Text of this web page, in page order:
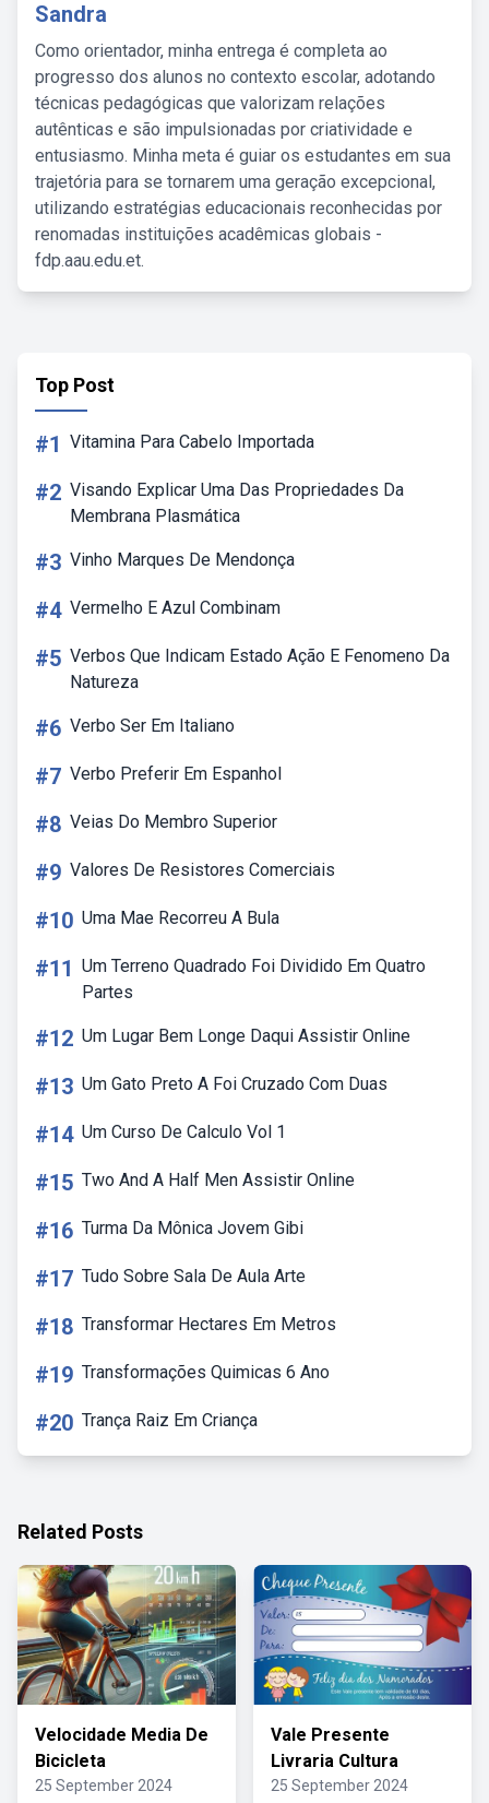
Sandra
Como orientador, minha entrega é completa ao
progresso dos alunos no contexto escolar, adotando
técnicas pedagógicas que valorizam relações
autênticas e são impulsionadas por criatividade e
entusiasmo. Minha meta é guiar os estudantes em sua
trajetória para se tornarem uma geração excepcional,
utilizando estratégias educacionais reconhecidas por
renomadas instituições acadêmicas globais -
fdp.aau.edu.et.
Top Post
#1 Vitamina Para Cabelo Importada
#2 Visando Explicar Uma Das Propriedades Da
Membrana Plasmática
#3 Vinho Marques De Mendonça
#4 Vermelho E Azul Combinam
#5 Verbos Que Indicam Estado Ação E Fenomeno Da
Natureza
#6 Verbo Ser Em Italiano
#7 Verbo Preferir Em Espanhol
#8 Veias Do Membro Superior
#9 Valores De Resistores Comerciais
#10 Uma Mae Recorreu A Bula
#11 Um Terreno Quadrado Foi Dividido Em Quatro
Partes
#12 Um Lugar Bem Longe Daqui Assistir Online
#13 Um Gato Preto A Foi Cruzado Com Duas
#14 Um Curso De Calculo Vol 1
#15 Two And A Half Men Assistir Online
#16 Turma Da Mônica Jovem Gibi
#17 Tudo Sobre Sala De Aula Arte
#18 Transformar Hectares Em Metros
#19 Transformações Quimicas 6 Ano
#20 Trança Raiz Em Criança
Related Posts
Velocidade Media De
Bicicleta
25 September 2024
Vale Presente
Livraria Cultura
25 September 2024